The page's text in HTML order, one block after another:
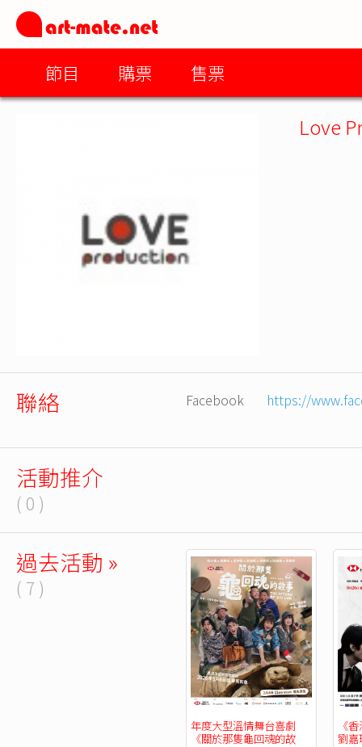
節目 購票 售票
Love
聯絡 Facebook https://
活動推介
( 0 )
過去活動 »
( 7 )
年度大型溫情舞台喜劇
《關於那隻龜回魂的故
《
劉嘉